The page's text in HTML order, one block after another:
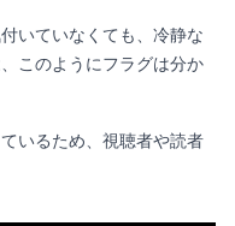
いていなくても、冷静な
このようにフラグは分か
いるため、視聴者や読者